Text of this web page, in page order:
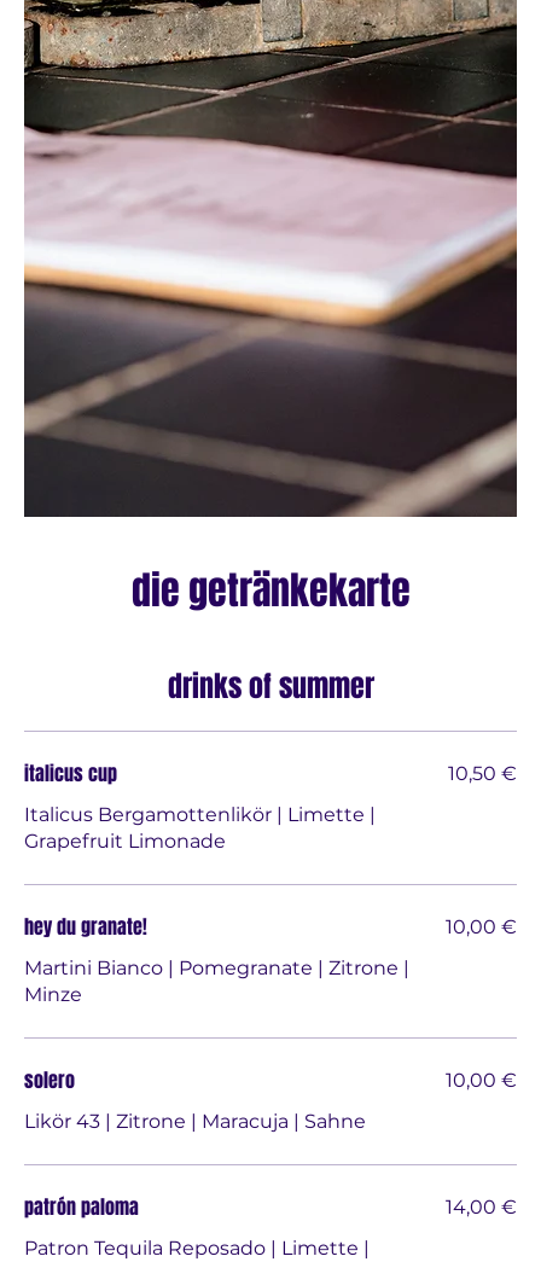
die getränkekarte
drinks of summer
italicus cup
Italicus Bergamottenlikör | Limette |
Grapefruit Limonade
10,50 €
hey du granate!
Martini Bianco | Pomegranate | Zitrone |
Minze
10,00 €
solero
Likör 43 | Zitrone | Maracuja | Sahne
10,00 €
patrón paloma
Patron Tequila Reposado | Limette |
14,00 €